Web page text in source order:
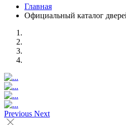
Главная
Официальный каталог
Previous Next